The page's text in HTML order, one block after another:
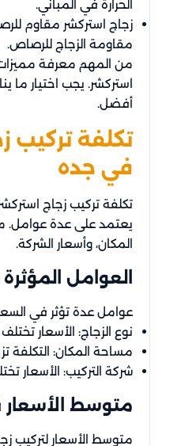
الحرارة في المباني.
زجاج استركشر مقاوم
مقاومة الزجاج للرصاص.
من المهم معرفة
استركشر. يجب اختيار ما
أفضل.
تكلفة تركيب
في جده
تكلفة تركيب زجاج
يعتمد على عدة عوامل.
المكان، وأسعار الشركة.
العوامل
عوامل عدة تؤثر في
نوع الزجاج: الأسعار
مساحة المكان: التكلفة
شركة التركيب: الأسعار
متوسط
متوسط الأسعار لتركيب